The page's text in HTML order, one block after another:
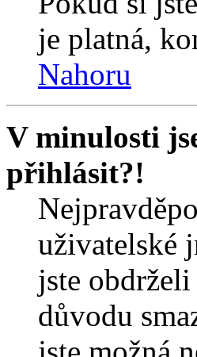
je platná,
Nahoru
V minulosti
přihlásit?!
uživatelské
jste
důvodu